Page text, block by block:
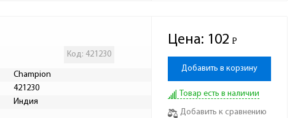
Код: 421230
Champion
421230
Индия
Цена: 102 Р
-
Добавить в корзину
Товар есть в наличии
Добавить к сравнению